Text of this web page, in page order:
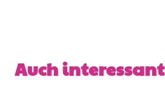
Produktgalerie überspringen
Auch interessant